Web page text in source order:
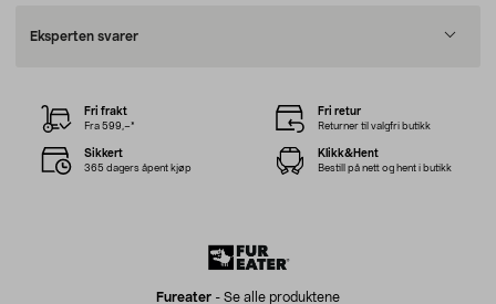
Eksperten svarer
Fureater - Se alle produktene
Fri frakt
Fra 599,–*
Fri retur
Returner til valgfri butikk
Sikkert
365 dagers åpent kjøp
Klikk&Hent
Bestill på nett og hent i butikk